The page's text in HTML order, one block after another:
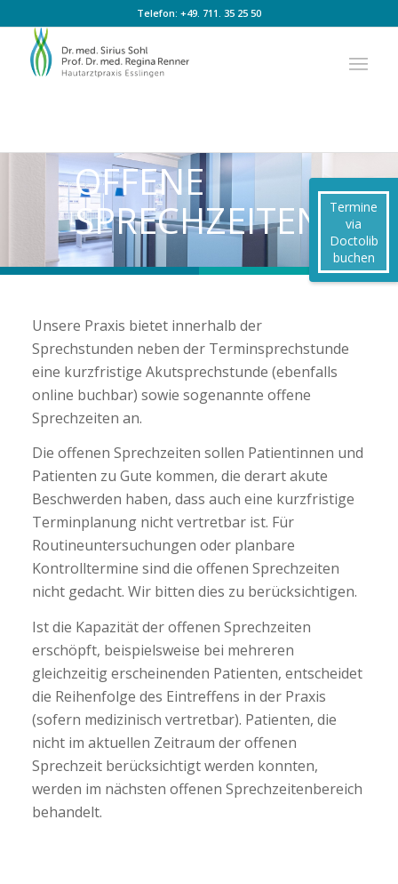
Inhalt
springen
Navigation
springen
Telefon: +49. 711. 35 25 50
Termine
via
Doctolib
buchen
OFFENE
SPRECHZEITEN
Unsere Praxis bietet innerhalb der
Sprechstunden neben der Terminsprechstunde
eine kurzfristige Akutsprechstunde (ebenfalls
online buchbar) sowie sogenannte offene
Sprechzeiten an.
Die offenen Sprechzeiten sollen Patientinnen und
Patienten zu Gute kommen, die derart akute
Beschwerden haben, dass auch eine kurzfristige
Terminplanung nicht vertretbar ist. Für
Routineuntersuchungen oder planbare
Kontrolltermine sind die offenen Sprechzeiten
nicht gedacht. Wir bitten dies zu berücksichtigen.
Ist die Kapazität der offenen Sprechzeiten
erschöpft, beispielsweise bei mehreren
gleichzeitig erscheinenden Patienten, entscheidet
die Reihenfolge des Eintreffens in der Praxis
(sofern medizinisch vertretbar). Patienten, die
nicht im aktuellen Zeitraum der offenen
Sprechzeit berücksichtigt werden konnten,
werden im nächsten offenen Sprechzeitenbereich
behandelt.